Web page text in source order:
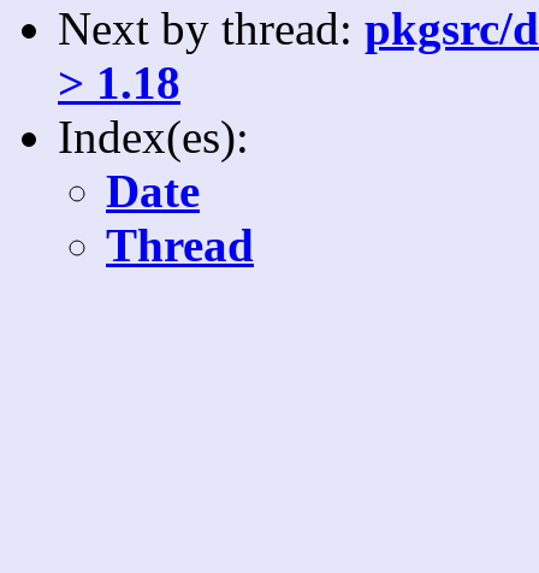
Next by thread: pkgsrc/
> 1.18
Index(es):
Date
Thread